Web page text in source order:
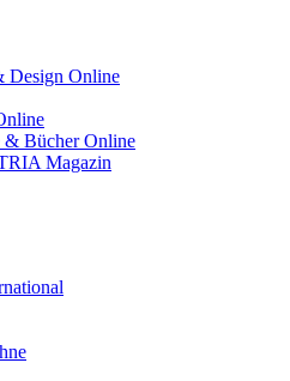
Design Online
& Bücher Online
Magazin